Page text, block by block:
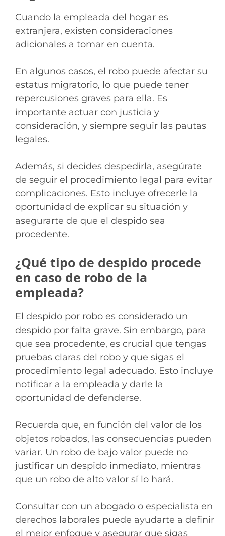
Cuando la empleada del hogar es
extranjera, existen consideraciones
adicionales a tomar en cuenta.
En algunos casos, el robo puede afectar su
estatus migratorio, lo que puede tener
repercusiones graves para ella. Es
importante actuar con justicia y
consideración, y siempre seguir las pautas
legales.
Además, si decides despedirla, asegúrate
de seguir el procedimiento legal para evitar
complicaciones. Esto incluye ofrecerle la
oportunidad de explicar su situación y
asegurarte de que el despido sea
procedente.
¿Qué tipo de despido procede
en caso de robo de la
empleada?
El despido por robo es considerado un
despido por falta grave. Sin embargo, para
que sea procedente, es crucial que tengas
pruebas claras del robo y que sigas el
procedimiento legal adecuado. Esto incluye
notificar a la empleada y darle la
oportunidad de defenderse.
Recuerda que, en función del valor de los
objetos robados, las consecuencias pueden
variar. Un robo de bajo valor puede no
justificar un despido inmediato, mientras
que un robo de alto valor sí lo hará.
Consultar con un abogado o especialista en
derechos laborales puede ayudarte a definir
el mejor enfoque y asegurar que sigas